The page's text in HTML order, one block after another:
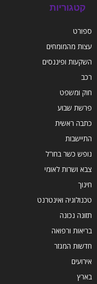
קטגוריות
ספורט
עצות מהמומחים
השקעות ופיננסים
רכב
חוק ומשפט
פרשת שבוע
כתבה ראשית
התיישבות
נופש כשר בחו"ל
צבא ושרות לאומי
חינוך
טכנולוגיה ואינטרנט
תזונה נכונה
בריאות ורפואה
חדשות המגזר
אירועים
בארץ